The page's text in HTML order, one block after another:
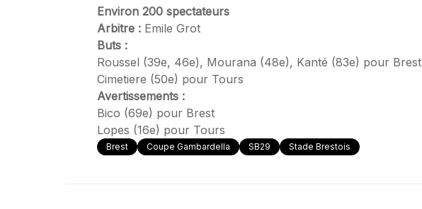
Environ 200 spectateurs
Arbitre : Emile Grot
Buts :
Roussel (39e, 46e), Mourana (48e), Kanté (83e) pour Brest
Cimetiere (50e) pour Tours
Avertissements :
Bico (69e) pour Brest
Lopes (16e) pour Tours
Brest Coupe Gambardella SB29 Stade Brestois